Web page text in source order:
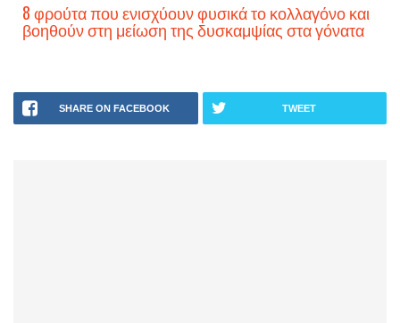
8 φρούτα που ενισχύουν φυσικά το κολλαγόνο και
βοηθούν στη μείωση της δυσκαμψίας στα γόνατα
SHARE ON FACEBOOK TWEET